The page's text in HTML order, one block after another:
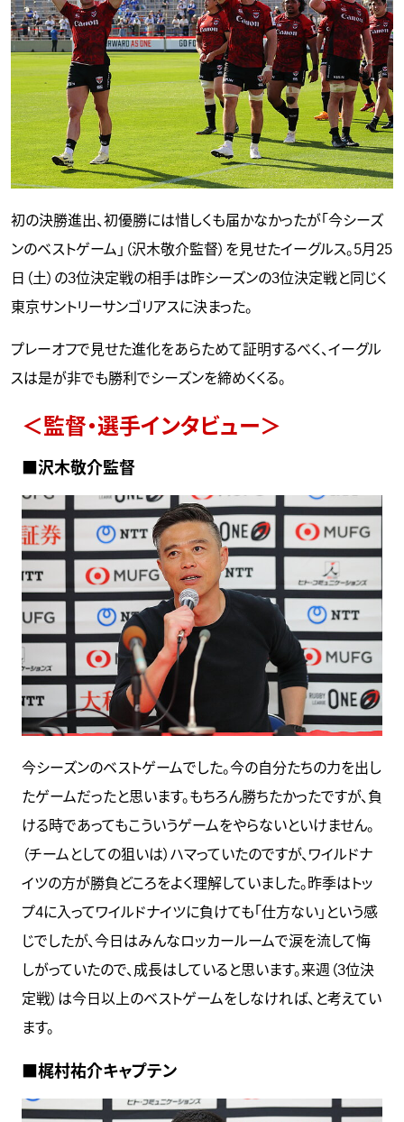
初の決勝進出、初優勝には惜しくも届かなかったが「今シーズ
ンのベストゲーム」（沢木敬介監督）を見せたイーグルス。5月25
日（土）の3位決定戦の相手は昨シーズンの3位決定戦と同じく
東京サントリーサンゴリアスに決まった。
プレーオフで見せた進化をあらためて証明するべく、イーグル
スは是が非でも勝利でシーズンを締めくくる。
＜監督・選手インタビュー＞
■沢木敬介監督
今シーズンのベストゲームでした。今の自分たちの力を出し
たゲームだったと思います。もちろん勝ちたかったですが、負
ける時であってもこういうゲームをやらないといけません。
（チームとしての狙いは）ハマっていたのですが、ワイルドナ
イツの方が勝負どころをよく理解していました。昨季はトッ
プ4に入ってワイルドナイツに負けても「仕方ない」という感
じでしたが、今日はみんなロッカールームで涙を流して悔
しがっていたので、成長はしていると思います。来週（3位決
定戦）は今日以上のベストゲームをしなければ、と考えてい
ます。
■梶村祐介キャプテン